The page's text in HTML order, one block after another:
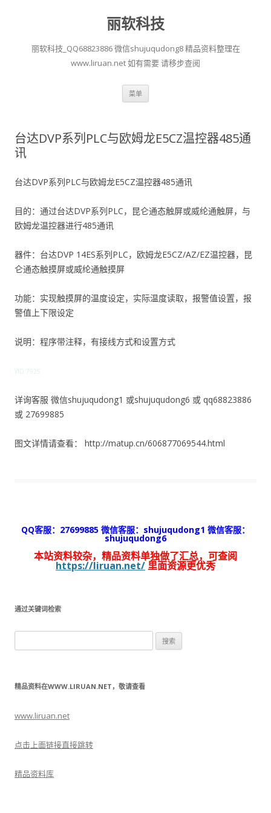
丽软科技
丽软科技_QQ68823886 微信shujuqudong8 精品资料整理在
www.liruan.net 如有需要 请移步查阅
菜单
台达DVP系列PLC与欧姆龙E5CZ温控器485通
讯
台达DVP系列PLC与欧姆龙E5CZ温控器485通讯
目的：通过台达DVP系列PLC，昆仑通态触屏或威纶通触屏，与
欧姆龙温控器进行485通讯
器件：台达DVP 14ES系列PLC，欧姆龙E5CZ/AZ/EZ温控器，昆
仑通态触摸屏或威纶通触摸屏
功能：实现触摸屏的温度设定，实际温度读取，报警值设置，报
警值上下限设定
说明：程序带注释，有接线方式和设置方式
YID:7925
详询客服 微信shujuqudong1 或shujuqudong6 或 qq68823886
或 27699885
图文详情请查看： http://matup.cn/606877069544.html
QQ客服：27699885 微信客服：shujuqudong1 微信客服：
shujuqudong6
本站资料较杂，精品资料单独做了汇总，可查阅
https://liruan.net/ 里面资源更优秀
通过关键词检索
索：
精品资料在WWW.LIRUAN.NET，敬请查看
www.liruan.net
点击上面链接直接跳转
精品资料库